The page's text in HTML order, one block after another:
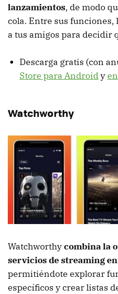
lanzamientos, de modo
cola. Entre sus
a tus amigos para decidir
Descarga gratis (con
Store para Androidy
Watchworthy
Watchworthycombina la
servicios de streaming
permitiéndote explorar
específicos y crear listas